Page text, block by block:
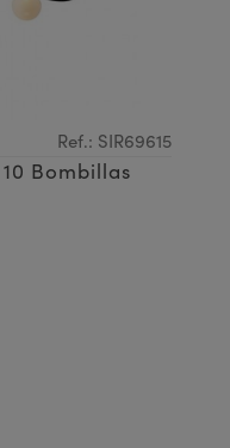
Ref.: SIR69615
Bombillas